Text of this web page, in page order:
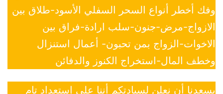
وفك أخطر أنواع السحر السفلي الأسود-طلاق بين
الازواج-مرض-جنون-سلب ارادة-فراق بين
الاخوات-الزواج بمن تحبون- أعمال استنزال
وخطف المال-استخراج الكنوز والدفائن
يسعدنا أن نعلن لسيادتكم أننا على إستعداد تام